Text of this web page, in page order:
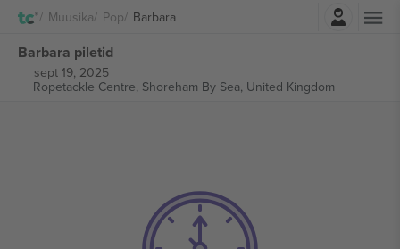
Muusika Pop Barbara
Barbara piletid
sept 19, 2025
Ropetackle Centre, Shoreham By Sea, United Kingdom